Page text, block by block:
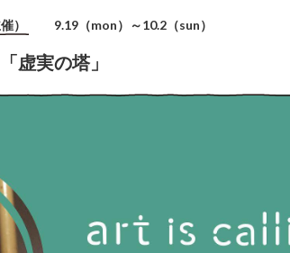
） 9.19（mon）～10.2（sun）
虚実の塔」